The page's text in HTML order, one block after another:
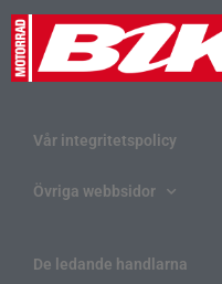
Vår integritetspolicy
Övriga webbsidor
De ledande handlarna